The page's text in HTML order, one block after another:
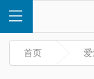
首页